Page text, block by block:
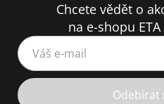
Chcete vědět o
na e-shopu
Váš e-mail
Odebírat